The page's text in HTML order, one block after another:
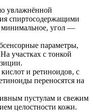
увлажнённой
спиртосодержащими
минимальное, угол —
параметры,
участках с тонкой
и ретиноидов, с
переносятся на
пустулам и свежим
целостности кожи.